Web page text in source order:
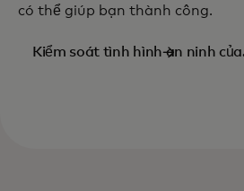
có thể giúp bạn thành công.
Kiểm soát tình hình an ninh của